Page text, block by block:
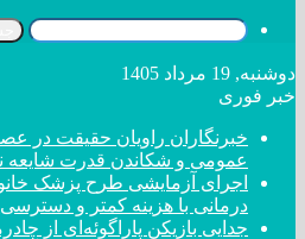
دوشنبه, 19 مرداد 1405
خبر فوری
خبرنگاران راویان حقیقت در
عمومی و شکاندن قدرت شایعه
اجرای آزمایشی طرح پزشک
درمانی با هزینه کمتر و
جدایی بازیکن پاراگوئه‌ای از